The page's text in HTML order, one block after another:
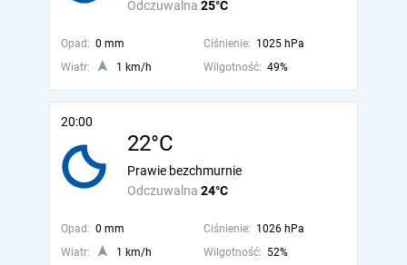
Odczuwalna 25°C
Opad: 0 mm Ciśnienie: 1025 hPa
Wiatr:
1 km/h Wilgotność: 49%
20:00
22°C
Odczuwalna 24°C
Prawie bezchmurnie
Opad: 0 mm Ciśnienie: 1026 hPa
Wiatr:
1 km/h Wilgotność: 52%